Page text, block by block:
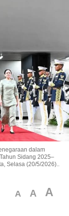
dalam
Sidang 2025–
Selasa (20/5/2026)..
A A A